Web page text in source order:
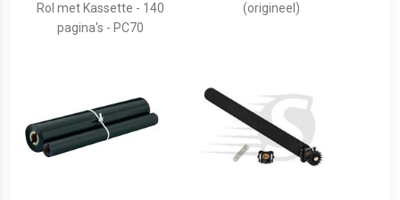
Rol met Kassette - 140
pagina's - PC70
(origineel)